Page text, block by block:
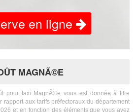
en ligne
MAGNÃ©E
taxi MagnÃ©e vous est donnée à titre
rapport aux tarifs préfectoraux du département
et en fonction des éléments que vous avez